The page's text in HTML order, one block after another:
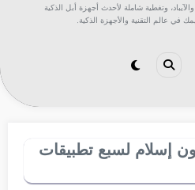
وتغطية شاملة لأحدث أجهزة أبل الذكية
في عالم التقنية والأجهزة الذكية.
إسلام لسبع تطبيقات